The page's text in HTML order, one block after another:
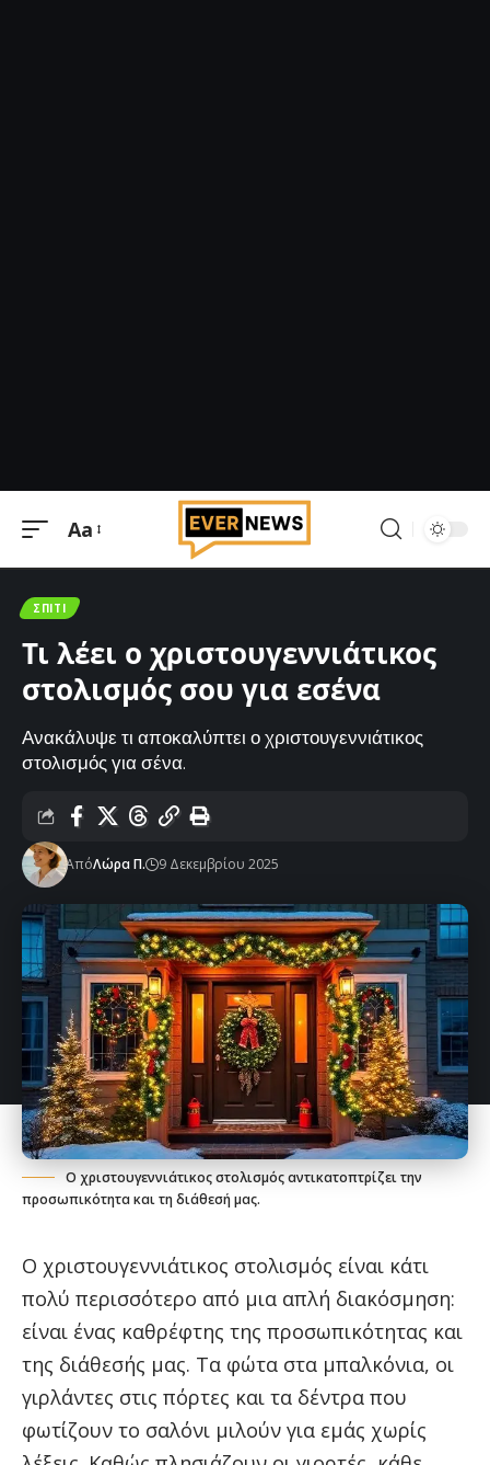
Μεγέθυνση
Aa
ΣΠΊΤΙ
Τι λέει ο χριστουγεννιάτικος
στολισμός σου για εσένα
Ανακάλυψε τι αποκαλύπτει ο χριστουγεννιάτικος
στολισμός για σένα.
ΑπόΛώρα Π. 9 Δεκεμβρίου 2025
Ο χριστουγεννιάτικος στολισμός αντικατοπτρίζει την
προσωπικότητα και τη διάθεσή μας.
Ο χριστουγεννιάτικος στολισμός είναι κάτι
πολύ περισσότερο από μια απλή διακόσμηση:
είναι ένας καθρέφτης της προσωπικότητας και
της διάθεσής μας. Τα φώτα στα μπαλκόνια, οι
γιρλάντες στις πόρτες και τα δέντρα που
φωτίζουν το σαλόνι μιλούν για εμάς χωρίς